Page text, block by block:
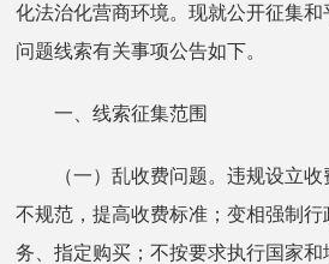
化法治化营商环境。现就公开征集
问题线索有关事项公告如下。
一、线索征集范围
（一）乱收费问题。违规设立收
不规范，提高收费标准；变相强制行
务、指定购买；不按要求执行国家